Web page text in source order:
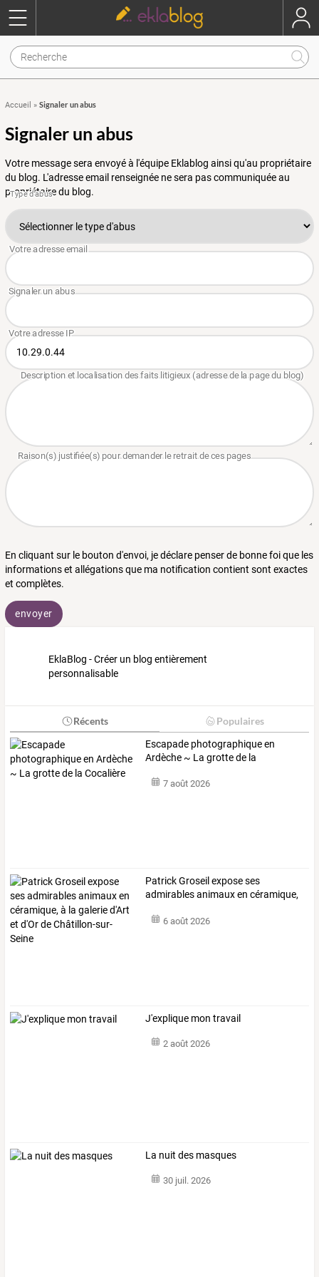
Accueil » Signaler un abus
Signaler un abus
Votre message sera envoyé à l'équipe Eklablog ainsi qu'au propriétaire
du blog. L'adresse email renseignée ne sera pas communiquée au
propriétaire du blog.
En cliquant sur le bouton d'envoi, je déclare penser de bonne foi que les
informations et allégations que ma notification contient sont exactes
et complètes.
envoyer
EklaBlog - Créer un blog entièrement
personnalisable
Récents Populaires
Escapade photographique en
Ardèche ~ La grotte de la
7 août 2026
PatrickGroseil exposeses
admirablesanimauxen céramique,
6 août 2026
J'explique mon travail
2 août 2026
La nuit des masques
30 juil. 2026